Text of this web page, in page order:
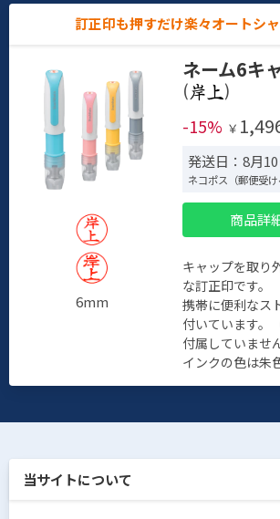
訂正印も押すだけ楽々オートシャ
6mm
ネーム6キ
(
)
-15% ￥
発送日：8月
ネコポス（郵便受け
商品詳
キャップを取り
な訂正印です。
携帯に便利なス
付いています。
付属していません
インクの色は朱
当サイトについて